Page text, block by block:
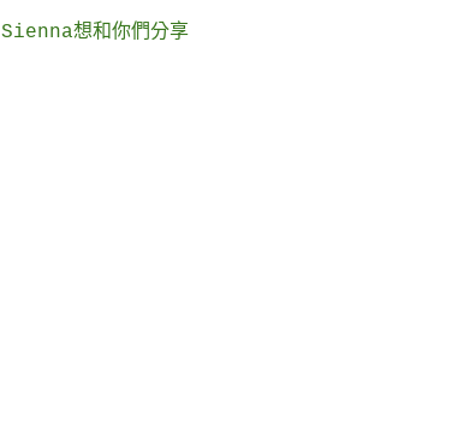
Sienna想和你們分享